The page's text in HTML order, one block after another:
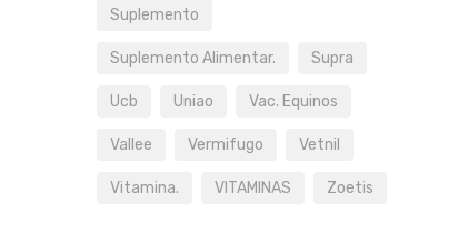
Suplemento
Suplemento Alimentar. Supra
Ucb Uniao Vac. Equinos
Vallee Vermifugo Vetnil
Vitamina. VITAMINAS Zoetis